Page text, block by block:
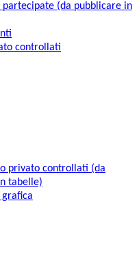
partecipate (da pubblicare in
controllati
privato controllati (da
tabelle)
grafica